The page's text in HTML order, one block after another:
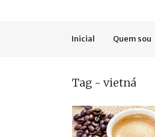
Inicial Quem sou
Tag - vietná